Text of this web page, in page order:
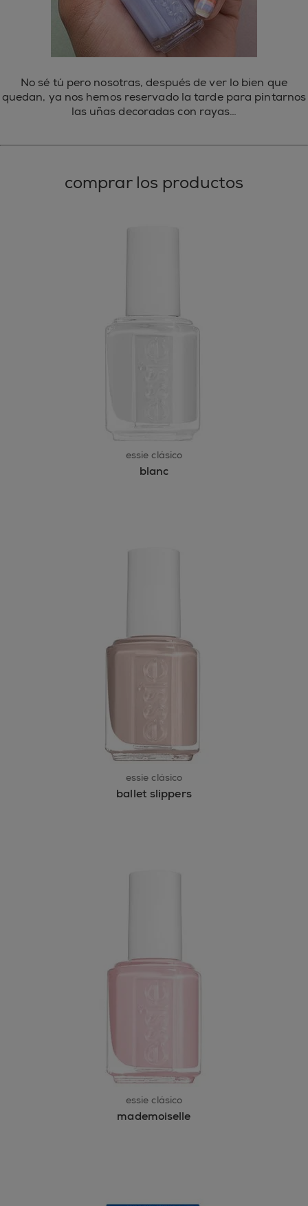
No sé tú pero nosotras, después de ver lo bien que
quedan, ya nos hemos reservado la tarde para pintarnos
las uñas decoradas con rayas…
comprar los productos
essie clásico
blanc
essie clásico
ballet slippers
essie clásico
mademoiselle